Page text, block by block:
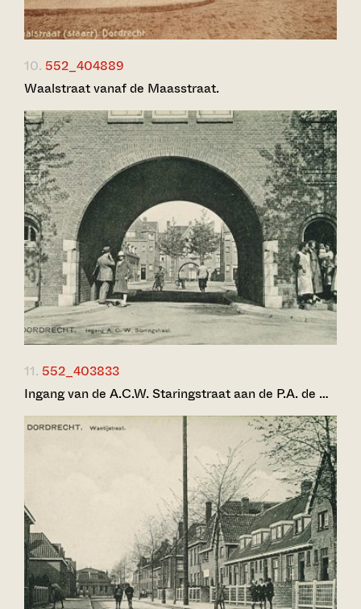
10. 552_404889
Waalstraat vanaf de Maasstraat.
11. 552_403833
Ingang van de A.C.W. Staringstraat aan de P.A. de …